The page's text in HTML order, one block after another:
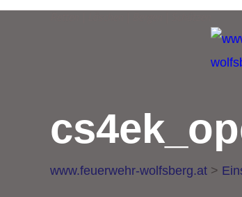
www.feuerwehr-wolfsberg.at >